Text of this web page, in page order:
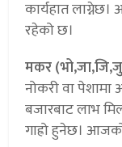
कार्यहात
रहेको छ।
मकर
नोकरी वा
बजारबाट लाभ
गाह्रो हुनेछ।